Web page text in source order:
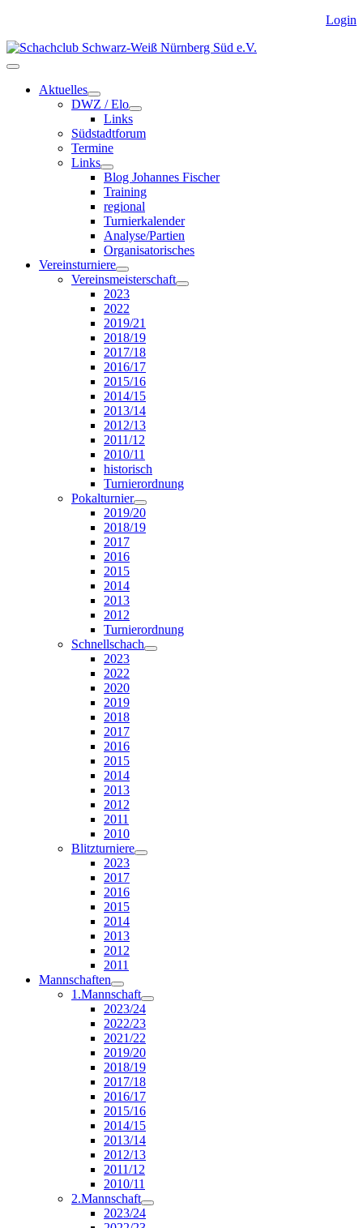
Login
Aktuelles
DWZ / Elo
Links
Südstadtforum
Termine
Links
Blog Johannes Fischer
Training
regional
Turnierkalender
Analyse/Partien
Organisatorisches
Vereinsturniere
Vereinsmeisterschaft
2023
2022
2019/21
2018/19
2017/18
2016/17
2015/16
2014/15
2013/14
2012/13
2011/12
2010/11
historisch
Turnierordnung
Pokalturnier
2019/20
2018/19
2017
2016
2015
2014
2013
2012
Turnierordnung
Schnellschach
2023
2022
2020
2019
2018
2017
2016
2015
2014
2013
2012
2011
2010
Blitzturniere
2023
2017
2016
2015
2014
2013
2012
2011
Mannschaften
1.Mannschaft
2023/24
2022/23
2021/22
2019/20
2018/19
2017/18
2016/17
2015/16
2014/15
2013/14
2012/13
2011/12
2010/11
2.Mannschaft
2023/24